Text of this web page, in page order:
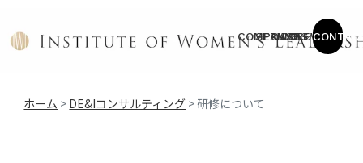
COMPANY
SERVICE
CASES
COLUMN
NEWS
ホーム > DE&Iコンサルティング >研修について